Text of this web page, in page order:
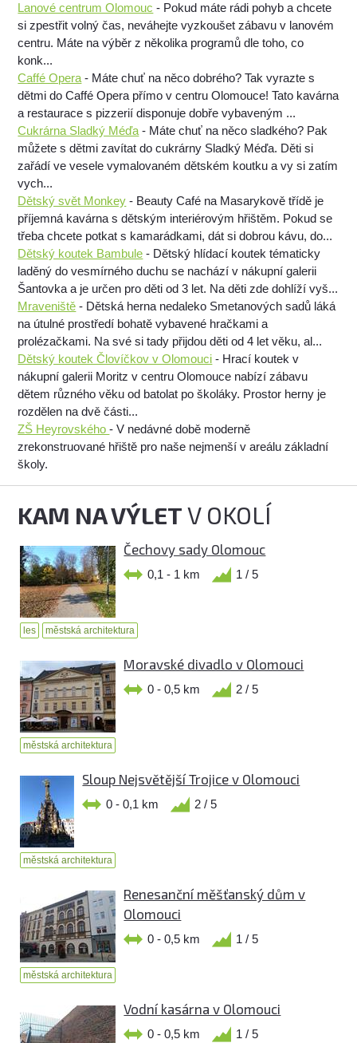
Lanové centrum Olomouc - Pokud máte rádi pohyb a chcete
si zpestřit volný čas, neváhejte vyzkoušet zábavu v lanovém
centru. Máte na výběr z několika programů dle toho, co
konk...
Caffé Opera - Máte chuť na něco dobrého? Tak vyrazte s
dětmi do Caffé Opera přímo v centru Olomouce! Tato kavárna
a restaurace s pizzerií disponuje dobře vybaveným ...
Cukrárna Sladký Méďa - Máte chuť na něco sladkého? Pak
můžete s dětmi zavítat do cukrárny Sladký Méďa. Děti si
zařádí ve vesele vymalovaném dětském koutku a vy si zatím
vych...
Dětský svět Monkey - Beauty Café na Masarykově třídě je
příjemná kavárna s dětským interiérovým hřištěm. Pokud se
třeba chcete potkat s kamarádkami, dát si dobrou kávu, do...
Dětský koutek Bambule - Dětský hlídací koutek tématicky
laděný do vesmírného duchu se nachází v nákupní galerii
Šantovka a je určen pro děti od 3 let. Na děti zde dohlíží vyš...
Mraveniště - Dětská herna nedaleko Smetanových sadů láká
na útulné prostředí bohatě vybavené hračkami a
prolézačkami. Na své si tady přijdou děti od 4 let věku, al...
Dětský koutek Človíčkov v Olomouci - Hrací koutek v
nákupní galerii Moritz v centru Olomouce nabízí zábavu
dětem různého věku od batolat po školáky. Prostor herny je
rozdělen na dvě části...
ZŠ Heyrovského- V nedávné době moderně
zrekonstruované hřiště pro naše nejmenší v areálu základní
školy.
KAM NA VÝLETV OKOLÍ
Čechovy sady Olomouc
0,1 - 1 km 1 / 5
les městská architektura
Moravské divadlo v Olomouci
0 - 0,5 km 2 / 5
městská architektura
Sloup Nejsvětější Trojice v Olomouci
0 - 0,1 km 2 / 5
městská architektura
Renesanční měšťanský dům v
Olomouci
0 - 0,5 km 1 / 5
městská architektura
Vodní kasárna v Olomouci
0 - 0,5 km 1 / 5